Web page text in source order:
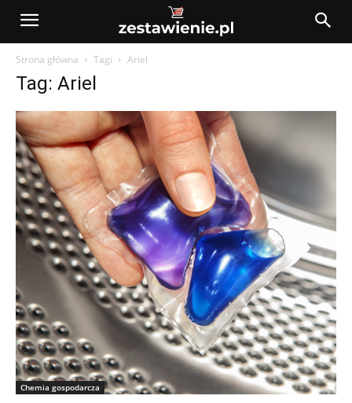
Strona główna Tagi Ariel
Tag: Ariel
Chemia gospodarcza